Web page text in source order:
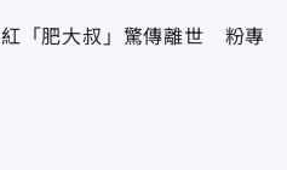
「肥大叔」驚傳離世 粉專